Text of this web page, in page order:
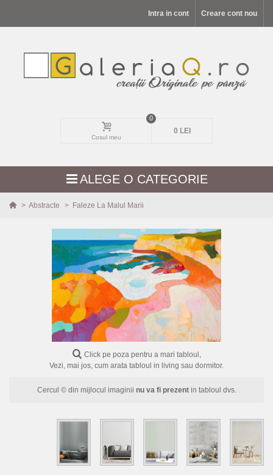
Intra in cont Creare cont nou
Cosul meu
0
0 LEI
ALEGE O CATEGORIE
> Abstracte > Faleze La Malul Marii
Click pe poza pentru a mari tabloul,
Vezi, mai jos, cum arata tabloul in living sau dormitor.
Cercul © din mijlocul imaginii nu va fi prezentin tabloul dvs.